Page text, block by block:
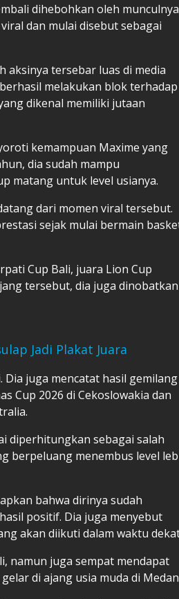
dihebohkan oleh munculnya
dan mulai disebut sebagai
aksinya tersebar luas di media
melakukan blok terhadap
dikenal memiliki jutaan
kemampuan Maxime yang
dia sudah mampu
matang untuk level usianya.
dari momen viral tersebut.
sejak mulai bermain
Cup Bali, juara Lion Cup
tersebut, dia juga dinobatkan
Jadi Plakat Juara
juga mencatat hasil gemilang
Cup 2026 di Cekoslowakia dan
diperhitungkan sebagai salah
berpeluang menembus level
bahwa dirinya sudah
positif. Dia juga menyebut
akan diikuti dalam waktu
namun juga sempat mendapat
di ajang usia muda di